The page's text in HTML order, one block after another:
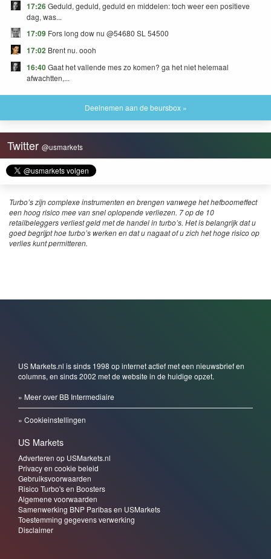
17:26Geduld, geduld, geduld en middelen: toch weer een positieve
dag, was...
17:09 Fors long dow nu @54680 SL 54500
17:02 Brent nu. oooh
16:40Gaat het vallende mes zo komen? ga het niet helemaal
afwachtten,...
Deelnemen aan de beursbox »
Twitter @usmarkets
Turbo’s zijn complexe instrumenten en brengen vanwege het hefboomeffect
een hoog risico mee van snel oplopende verliezen. 7 op de 10
retailbeleggers verliest geld met de handel in turbo’s. Het is belangrijk dat u
goed begrijpt hoe turbo’s werken en dat u nagaat of u zich het hoge risico op
verlies kunt permitteren.
US Markets.nl is sinds 1998 op internet actief met een nieuwsbrief en
columns, en sinds 2002 met de website in de huidige opzet.
» Meer over BB Intermediaire
» Cookieinstellingen
US Markets
Adverteren op USMarkets.nl
Privacy en cookie beleid
Gebruiksvoorwaarden
Risico Turbo's en Boosters
Algemene voorwaarden
Samenwerking BNP Paribas en USMarkets
Toestemming gegevens verwerking
Disclaimer